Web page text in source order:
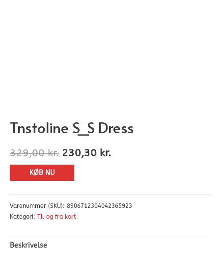
Tnstoline S_S Dress
329,00kr. 230,30 kr.
KØB NU
Varenummer (SKU): 8906712304042365923
Kategori: Til og fra kort
Beskrivelse